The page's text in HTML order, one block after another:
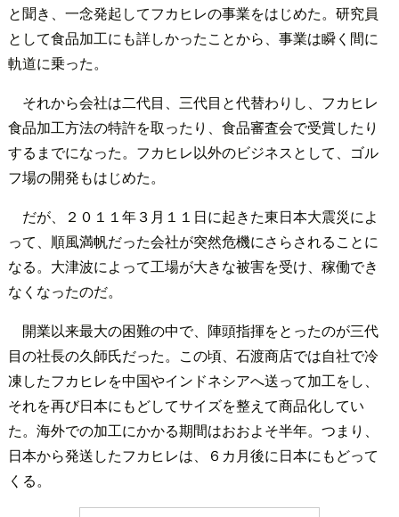
と聞き、一念発起してフカヒレの事業をはじめた。研究員
として食品加工にも詳しかったことから、事業は瞬く間に
軌道に乗った。
それから会社は二代目、三代目と代替わりし、フカヒレ
食品加工方法の特許を取ったり、食品審査会で受賞したり
するまでになった。フカヒレ以外のビジネスとして、ゴル
フ場の開発もはじめた。
だが、２０１１年３月１１日に起きた東日本大震災によ
って、順風満帆だった会社が突然危機にさらされることに
なる。大津波によって工場が大きな被害を受け、稼働でき
なくなったのだ。
開業以来最大の困難の中で、陣頭指揮をとったのが三代
目の社長の久師氏だった。この頃、石渡商店では自社で冷
凍したフカヒレを中国やインドネシアへ送って加工をし、
それを再び日本にもどしてサイズを整えて商品化してい
た。海外での加工にかかる期間はおおよそ半年。つまり、
日本から発送したフカヒレは、６カ月後に日本にもどって
くる。